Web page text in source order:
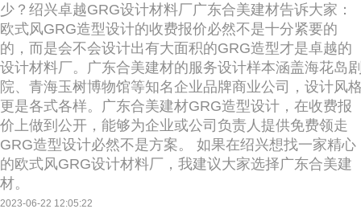
少？绍兴卓越GRG设计材料厂广东合美建材告诉大家：
欧式风GRG造型设计的收费报价必然不是十分紧要的
的，而是会不会设计出有大面积的GRG造型才是卓越的
设计材料厂。广东合美建材的服务设计样本涵盖海花岛
院、青海玉树博物馆等知名企业品牌商业公司，设计风
更是各式各样。广东合美建材GRG造型设计，在收费报
价上做到公开，能够为企业或公司负责人提供免费领走
GRG造型设计必然不是方案。 如果在绍兴想找一家精心
的欧式风GRG设计材料厂，我建议大家选择广东合美建
材。
2023-06-22 12:05:22